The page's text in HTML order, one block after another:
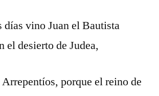
días vino Juan el Bautista
el desierto de Judea,
porque el reino de